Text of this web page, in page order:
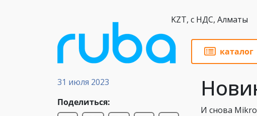
KZT, с НДС, Алматы
каталог
Новости
31 июля 2023
Поделиться:
И снова